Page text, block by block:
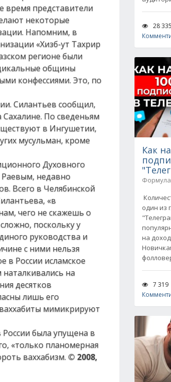
время представители
некоторые
Напомним, в
«Хизб-ут Тахрир
регионе были
общины
конфессиями. Это, по
Силантьев сообщил,
Сахалине. По сведеньям
в Ингушетии,
мусульман, кроме
Духовного
Раевым, недавно
Всего в Челябинской
«в
чего не скажешь о
поскольку у
руководства и
с ними нельзя
в России исламское
на
десятков
лишь его
мимикрируют
России была упущена в
«только планомерная
ваххабизм. © 2008,
28 335
Как
один из
на
7 319